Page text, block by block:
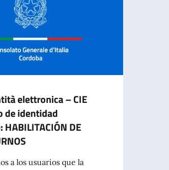
elettronica – CIE
de identidad
DE
a los usuarios que la